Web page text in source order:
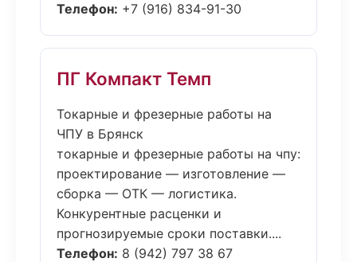
Телефон: +7 (916) 834-91-30
ПГ Компакт Темп
Токарные и фрезерные работы на
ЧПУ в Брянск
токарные и фрезерные работы на чпу:
проектирование — изготовление —
сборка — ОТК — логистика.
Конкурентные расценки и
прогнозируемые сроки поставки....
Телефон: 8 (942) 797 38 67